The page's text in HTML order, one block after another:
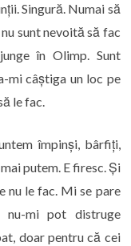
Singură. Numai să
sunt nevoită să fac
în Olimp. Sunt
mi câștiga un loc pe
le fac.
împinși, bârfiți,
putem. E firesc. Și
nu le fac. Mi se pare
nu-mi pot distruge
doar pentru că cei